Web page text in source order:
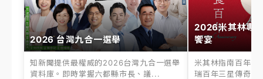
2026 台灣九合一選舉
知新聞提供最權威的2026台灣九合一選舉
資料庫。即時掌握六都縣市長、議...
2026米其林專
饗宴
米其林指南百年之
瑞百年三星傳奇、